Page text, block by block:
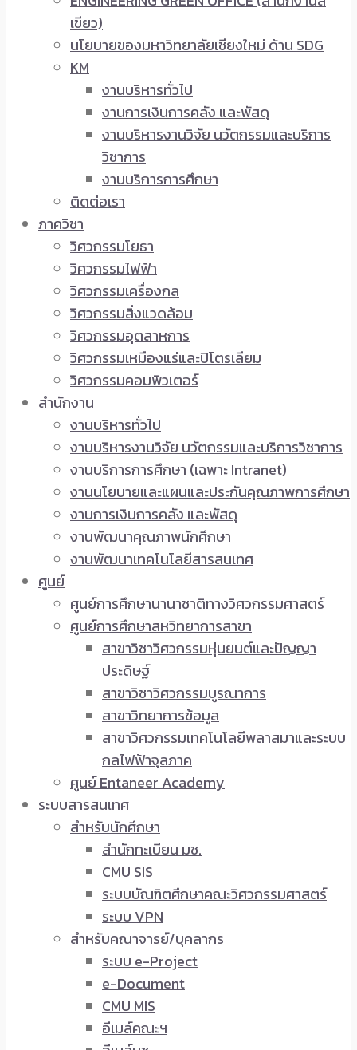
เขียว)
นโยบายของมหาวิทยาลัยเชียงใหม่ ด้าน SDG
KM
งานบริหารทั่วไป
งานการเงินการคลัง และพัสดุ
งานบริหารงานวิจัย นวัตกรรมและบริการ
วิชาการ
งานบริการการศึกษา
ติดต่อเรา
ภาควิชา
วิศวกรรมโยธา
วิศวกรรมไฟฟ้า
วิศวกรรมเครื่องกล
วิศวกรรมสิ่งแวดล้อม
วิศวกรรมอุตสาหการ
วิศวกรรมเหมืองแร่และปิโตรเลียม
วิศวกรรมคอมพิวเตอร์
สำนักงาน
งานบริหารทั่วไป
งานบริหารงานวิจัย นวัตกรรมและบริการวิชาการ
งานบริการการศึกษา (เฉพาะ Intranet)
งานนโยบายและแผนและประกันคุณภาพการศึกษา
งานการเงินการคลัง และพัสดุ
งานพัฒนาคุณภาพนักศึกษา
งานพัฒนาเทคโนโลยีสารสนเทศ
ศูนย์
ศูนย์การศึกษานานาชาติทางวิศวกรรมศาสตร์
ศูนย์การศึกษาสหวิทยาการสาขา
สาขาวิชาวิศวกรรมหุ่นยนต์และปัญญา
ประดิษฐ์
สาขาวิชาวิศวกรรมบูรณาการ
สาขาวิทยาการข้อมูล
สาขาวิศวกรรมเทคโนโลยีพลาสมาและระบบ
กลไฟฟ้าจุลภาค
ศูนย์ Entaneer Academy
ระบบสารสนเทศ
สำหรับนักศึกษา
สำนักทะเบียน มช.
CMU SIS
ระบบบัณฑิตศึกษาคณะวิศวกรรมศาสตร์
ระบบ VPN
สำหรับคณาจารย์/บุคลากร
ระบบ e-Project
e-Document
CMU MIS
อีเมล์คณะฯ